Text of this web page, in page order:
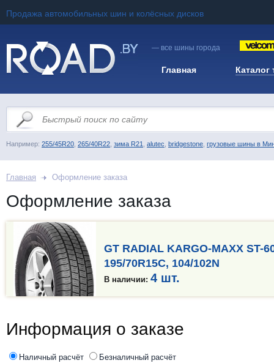
Продажа автомобильных шин и колёсных дисков
— все шины города
Главная Каталог
Например: 255/45R20 265/40R22 зима R21 alutec bridgestone грузовые шины в
Главная Оформление заказа
Оформление заказа
GT RADIAL KARGO-MAXX ST-
195/70R15C, 104/102N
В наличии: 4 шт.
Информация о заказе
Наличный расчёт Безналичный расчёт